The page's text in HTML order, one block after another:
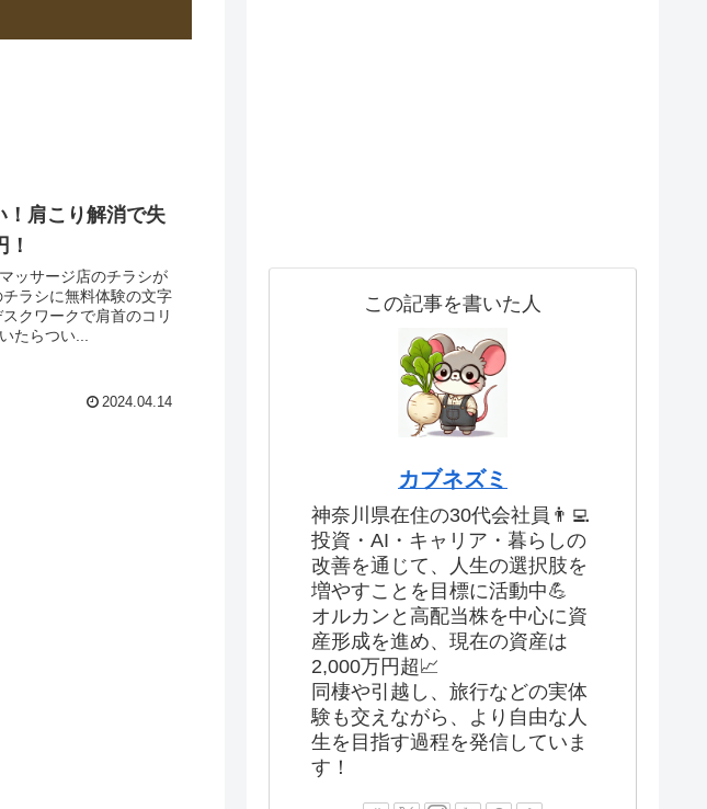
！肩こり解消で失
ッサージ店のチラシが
ラシに無料体験の文字
クワークで肩首のコリ
たらつい...
2024.04.14
この記事を書いた人
カブネズミ
神奈川県在住の30代会社員👨‍💻
投資・AI・キャリア・暮らしの
改善を通じて、人生の選択肢を
増やすことを目標に活動中💪
オルカンと高配当株を中心に資
産形成を進め、現在の資産は
2,000万円超📈
同棲や引越し、旅行などの実体
験も交えながら、より自由な人
生を目指す過程を発信していま
す！